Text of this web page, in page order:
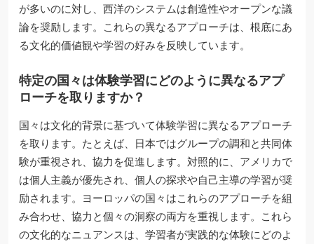
が多いのに対し、西洋のシステムは創造性やオープンな議
論を奨励します。これらの異なるアプローチは、根底にあ
る文化的価値観や学習の好みを反映しています。
特定の国々は体験学習にどのように異なるアプ
ローチを取りますか？
国々は文化的背景に基づいて体験学習に異なるアプローチ
を取ります。たとえば、日本ではグループの調和と共同体
験が重視され、協力を促進します。対照的に、アメリカで
は個人主義が優先され、個人の探求や自己主導の学習が奨
励されます。ヨーロッパの国々はこれらのアプローチを組
み合わせ、協力と個々の洞察の両方を重視します。これら
の文化的なニュアンスは、学習者が実践的な体験にどのよ